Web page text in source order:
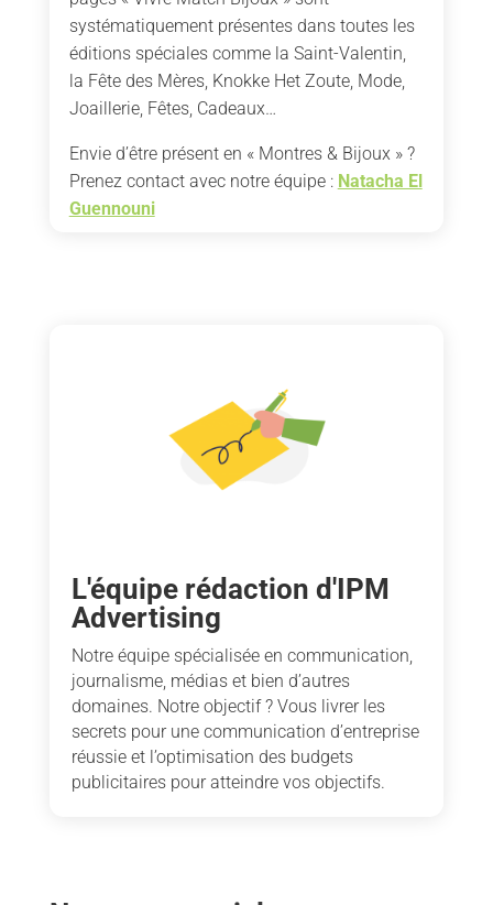
systématiquement présentes dans toutes les
éditions spéciales comme la Saint-Valentin,
la Fête des Mères, Knokke Het Zoute, Mode,
Joaillerie, Fêtes, Cadeaux…
Envie d’être présent en « Montres & Bijoux » ?
Prenez contact avec notre équipe : Natacha El
Guennouni
L'équipe rédaction d'IPM
Advertising
Notre équipe spécialisée en communication,
journalisme, médias et bien d’autres
domaines. Notre objectif ? Vous livrer les
secrets pour une communication d’entreprise
réussie et l’optimisation des budgets
publicitaires pour atteindre vos objectifs.